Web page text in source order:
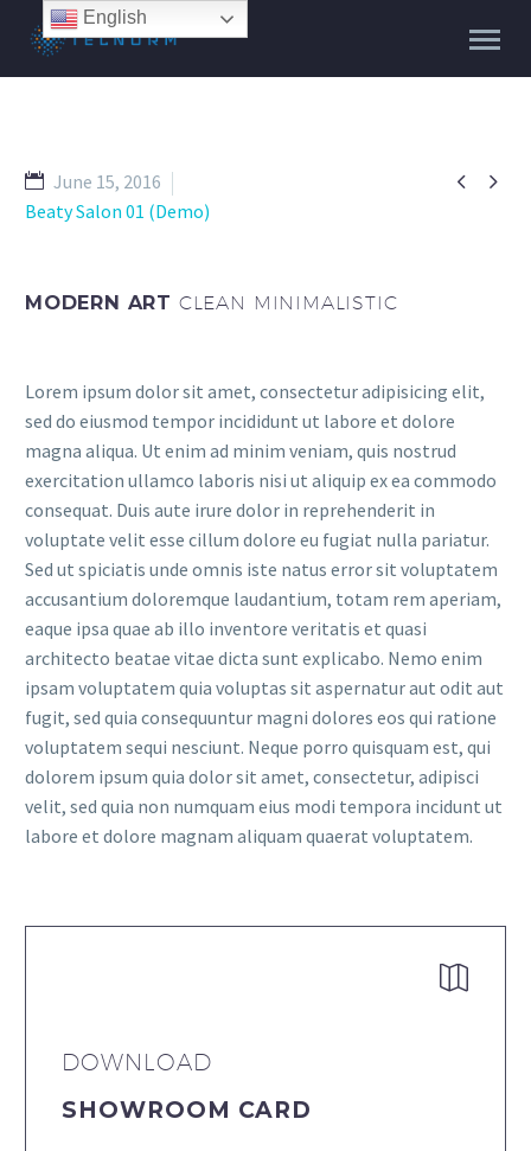
 
June 15, 2016
Beaty Salon 01 (Demo)
MODERN ART CLEAN MINIMALISTIC
Lorem ipsum dolor sit amet, consectetur adipisicing elit,
sed do eiusmod tempor incididunt ut labore et dolore
magna aliqua. Ut enim ad minim veniam, quis nostrud
exercitation ullamco laboris nisi ut aliquip ex ea commodo
consequat. Duis aute irure dolor in reprehenderit in
voluptate velit esse cillum dolore eu fugiat nulla pariatur.
Sed ut spiciatis unde omnis iste natus error sit voluptatem
accusantium doloremque laudantium, totam rem aperiam,
eaque ipsa quae ab illo inventore veritatis et quasi
architecto beatae vitae dicta sunt explicabo. Nemo enim
ipsam voluptatem quia voluptas sit aspernatur aut odit aut
fugit, sed quia consequuntur magni dolores eos qui ratione
voluptatem sequi nesciunt. Neque porro quisquam est, qui
dolorem ipsum quia dolor sit amet, consectetur, adipisci
velit, sed quia non numquam eius modi tempora incidunt ut
labore et dolore magnam aliquam quaerat voluptatem.


DOWNLOAD
SHOWROOM CARD
English